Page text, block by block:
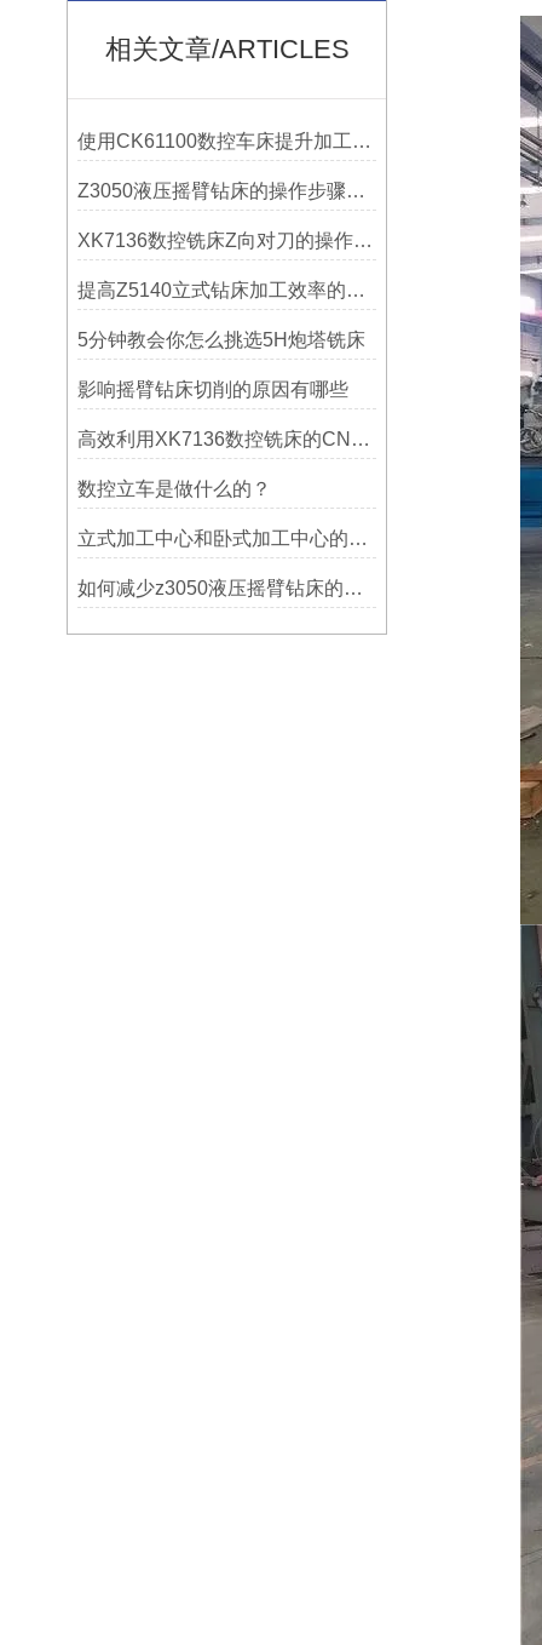
相关文章/ARTICLES
使用CK61100数控车床提升加工精度的方法
Z3050液压摇臂钻床的操作步骤与安全注意事项
XK7136数控铣床Z向对刀的操作方法
提高Z5140立式钻床加工效率的改进措施
5分钟教会你怎么挑选5H炮塔铣床
影响摇臂钻床切削的原因有哪些
高效利用XK7136数控铣床的CNC系统？
数控立车是做什么的？
立式加工中心和卧式加工中心的区别
如何减少z3050液压摇臂钻床的故障和维修成本？